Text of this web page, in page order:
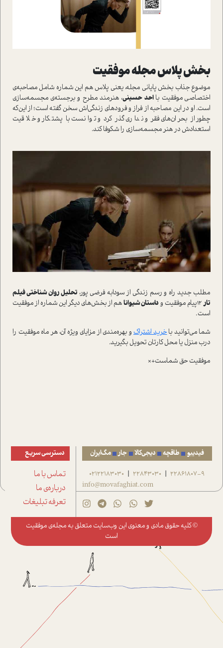
بخش پلاس مجله موفقيت
موضوع جذاب بخش پاياني مجله، يعني پلاس هم اين شماره شامل مصاحبه‌ي
اختصاصي موفقيت بااحد حسيني، هنرمند مطرح و برجسته‌ي مجسمه‌سازي
است. او در اين مصاحبه از فراز و فرودهاي زندگي‌اش سخن گفته است؛ از اين‌که
چطور از بحران‌هاي فقر و نداري گذر کرد و توانست با پشتکار و خلاقيت
استعدادش در هنر مجسمه‌سازي را شکوفا کند.
مطلب جديد راه و رسم زندگي از سودابه فرضي پور، تحليل روان شناختي فيلم
تار12پيام موفقيت و داستان شيواناهم از بخش‌هاي ديگر اين شماره از موفقيت
است.
شما مي‌توانيد باخريد اشتراک و بهره‌مندي از مزاياي ويژه آن، هر ماه موفقيت را
درب منزل يا محل کارتان تحويل بگيريد.
موفقيت حق شماست+×
فیدیبو طاقچه دیجی‌کالا جار مگ‌ایران
22861807-9
|
22843030
|
02122183030
info@movafaghiat.com
دسترسی سریع
تماس با ما
درباره‌ی ما
تعرفه تبلیغات
© کلیه حقوق مادی و معنوی این وب‌سایت متعلق به مجله‌ی موفقیت
است